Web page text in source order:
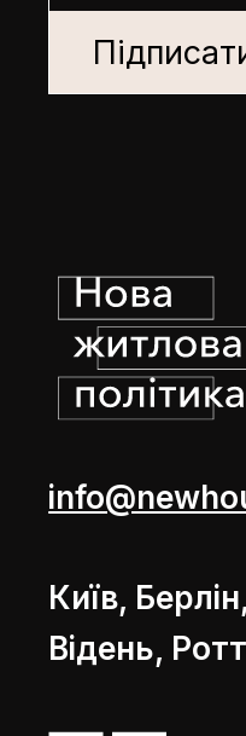
Київ,
Відень,